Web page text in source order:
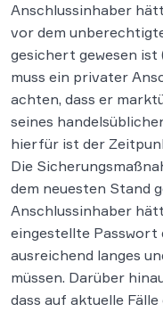
Anschlussinhaber
vor dem
gesichert gewesen ist
muss ein privater
achten, dass er
seines
hierfür ist der
Die
dem neuesten Stand
Anschlussinhaber
eingestellte Passwort
ausreichend langes
müssen. Darüber
dass auf aktuelle